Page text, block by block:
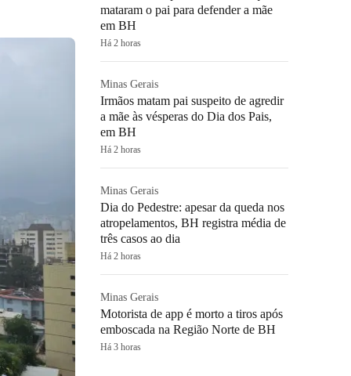
mataram o pai para defender a mãe
em BH
Há 2 horas
Minas Gerais
Irmãos matam pai suspeito de agredir
a mãe às vésperas do Dia dos Pais,
em BH
Há 2 horas
Minas Gerais
Dia do Pedestre: apesar da queda nos
atropelamentos, BH registra média de
três casos ao dia
Há 2 horas
Minas Gerais
Motorista de app é morto a tiros após
emboscada na Região Norte de BH
Há 3 horas